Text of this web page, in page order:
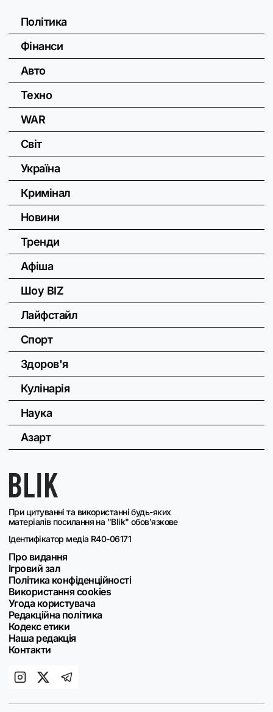
При цитуванні та використанні будь-яких
матеріалів посилання на "Blik" обов'язкове
Ідентифікатор медіа R40-06171
Про видання
Ігровий зал
Політика конфіденційності
Використання cookies
Угода користувача
Редакційна політика
Кодекс етики
Наша редакція
Контакти
Політика
Фінанси
Авто
Техно
WAR
Світ
Україна
Кримінал
Новини
Тренди
Афіша
Шоу BIZ
Лайфстайл
Спорт
Здоров'я
Кулінарія
Наука
Азарт